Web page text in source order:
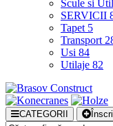
Scule si
SERVICII
Tapet 5
Transport
Usi 84
Utilaje 82
CATEGORII